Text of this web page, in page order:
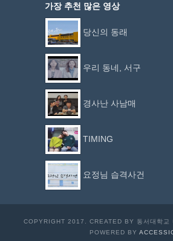
가장 추천 많은 영상
당신의 동래
우리 동네, 서구
경사난 사남매
TIMING
요정님 습격사건
COPYRIGHT 2017. CREATED BY 동서대학교
POWERED BY